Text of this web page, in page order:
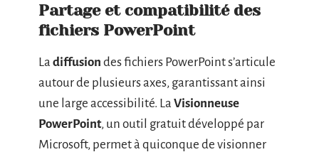
Partage et compatibilité des
fichiers PowerPoint
La diffusion des fichiers PowerPoint s’articule
autour de plusieurs axes, garantissant ainsi
une large accessibilité. La Visionneuse
PowerPoint, un outil gratuit développé par
Microsoft, permet à quiconque de visionner